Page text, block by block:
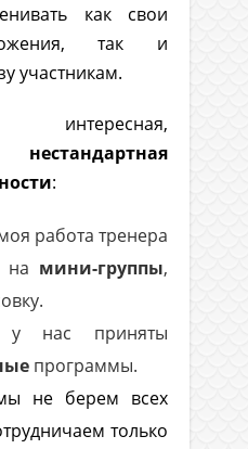
как свои
так и
участникам.
интересная,
нестандартная
:
работа тренера
на мини-группы,
у нас приняты
программы.
не берем всех
только